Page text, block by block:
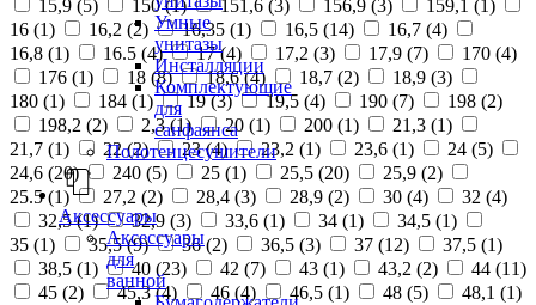
Умные
унитазы
Инсталляции
Комплектующие
для
санфаянса
Полотенцесушители
Аксессуары
Аксессуары
для
ванной
15,9 (5) 150 (1) 151,6 (3) 156,9 (3) 159,1 (1 )
16 (1) 16,2 (2) 16,35 (1) 16,5 (14) 16,7 (4)
16,8 (1) 16.5 (4) 17 (4) 17,2 (3) 17,9 (7) 170 (4)
176 (1) 18 (8) 18,6 (4) 18,7 (2) 18,9 (3)
180 (1) 184 (1) 19 (3) 19,5 (4) 190 (7) 198 (2)
198,2 (2) 2,3 (1) 20 (1) 200 (1) 21,3 (1)
21,7 (1) 22 (2) 23 (4) 23,2 (1) 23,6 (1) 24 (5)
24,6 (20) 240 (5) 25 (1) 25,5 (20) 25,9 (2)
25.5 (1) 27,2 (2) 28,4 (3) 28,9 (2) 30 (4) 32 (4)
32,5 (1) 32,9 (3) 33,6 (1) 34 (1) 34,5 (1)
35 (1) 35,5 (9) 36 (2) 36,5 (3) 37 (12) 37,5 (1)
38,5 (1) 40 (23) 42 (7) 43 (1) 43,2 (2) 44 (11)
45 (2) 45,3 (4) 46 (4) 46,5 (1) 48 (5) 48,1 (1)